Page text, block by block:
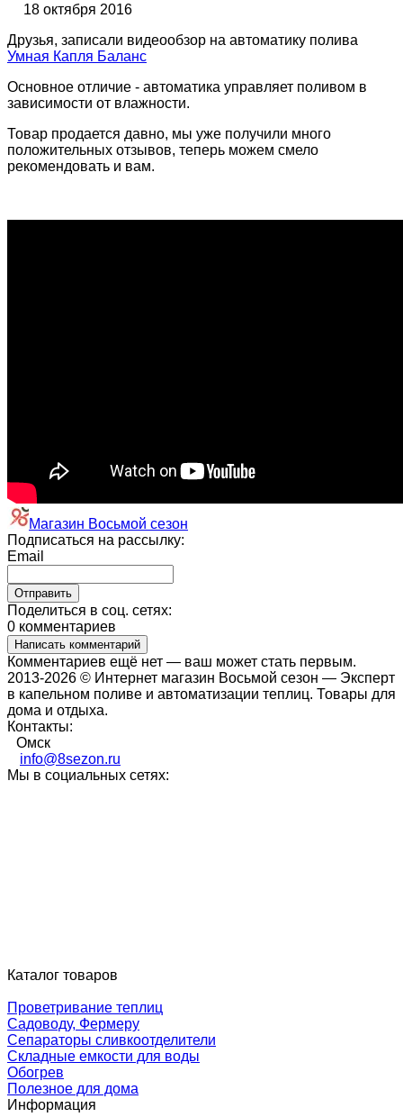
18 октября 2016
Друзья, записали видеообзор на автоматику полива
Умная Капля Баланс
Основное отличие - автоматика управляет поливом в
зависимости от влажности.
Товар продается давно, мы уже получили много
положительных отзывов, теперь можем смело
рекомендовать и вам.
Магазин Восьмой сезон
Подписаться на рассылку:
Email
Поделиться в соц. сетях:
0 комментариев
Написать комментарий
Комментариев ещё нет — ваш может стать первым.
2013-2026 © Интернет магазин Восьмой сезон — Эксперт
в капельном поливе и автоматизации теплиц. Товары для
дома и отдыха.
Контакты:
Омск
info@8sezon.ru
Мы в социальных сетях:
Каталог товаров
Проветривание теплиц
Садоводу, Фермеру
Сепараторы сливкоотделители
Складные емкости для воды
Обогрев
Полезное для дома
Информация